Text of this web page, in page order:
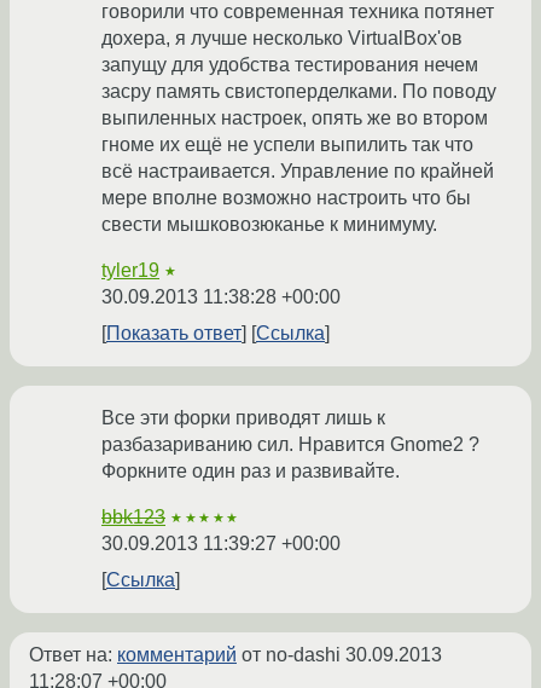
говорили что современная техника потянет
дохера, я лучше несколько VirtualBox'ов
запущу для удобства тестирования нечем
засру память свистоперделками. По поводу
выпиленных настроек, опять же во втором
гноме их ещё не успели выпилить так что
всё настраивается. Управление по крайней
мере вполне возможно настроить что бы
свести мышковозюканье к минимуму.
tyler19 ★
30.09.2013 11:38:28 +00:00
Показать ответ
Ссылка
Все эти форки приводят лишь к
разбазариванию сил. Нравится Gnome2 ?
Форкните один раз и развивайте.
bbk123 ★★★★★
30.09.2013 11:39:27 +00:00
Ссылка
Ответ на: комментарий от no-dashi 30.09.2013
11:28:07 +00:00